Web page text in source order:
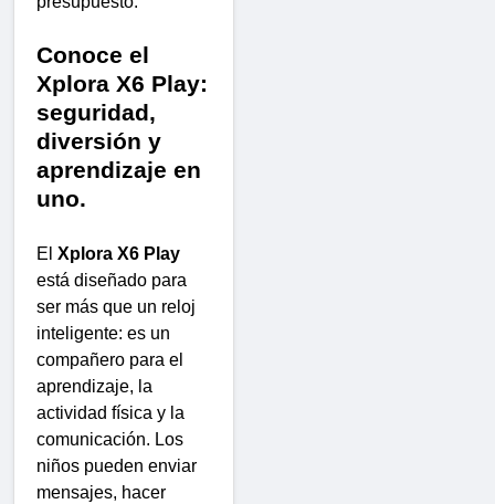
Conoce el
Xplora X6 Play:
seguridad,
diversión y
aprendizaje en
uno.
El Xplora X6 Play
está diseñado para
ser más que un reloj
inteligente: es un
compañero para el
aprendizaje, la
actividad física y la
comunicación. Los
niños pueden enviar
mensajes, hacer